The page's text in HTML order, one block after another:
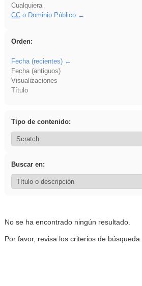
Cualquiera
CCo Dominio Público
Orden:
Fecha (recientes)
Fecha (antiguos)
Visualizaciones
Título
Tipo de contenido:
Buscar en:
No se ha encontrado ningún resultado.
Por favor, revisa los criterios de búsqueda.